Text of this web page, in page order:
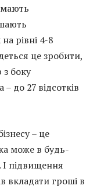
рівні 4-8
це зробити,
з боку
до 27 відсотків
– це
може в будь-
І підвищення
вкладати гроші в